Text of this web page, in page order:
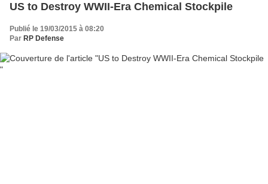
US to Destroy WWII-Era Chemical Stockpile
Publié le 19/03/2015 à 08:20
Par RP Defense